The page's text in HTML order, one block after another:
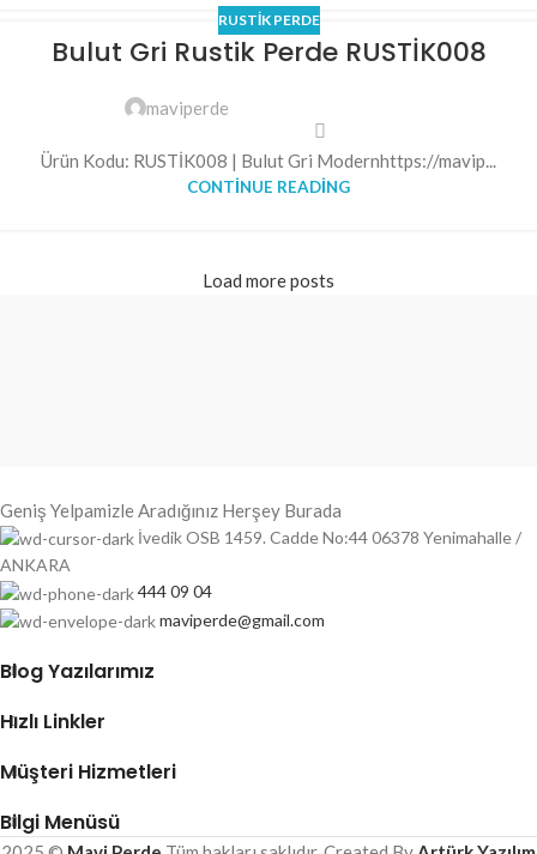
RUSTIK PERDE
Bulut Gri Rustik Perde RUSTİK008
maviperde
Ürün Kodu: RUSTİK008 | Bulut Gri Modernhttps://mavip...
CONTINUE READING
Load more posts
Geniş Yelpamizle Aradığınız Herşey Burada
İvedik OSB 1459. Cadde No:44 06378 Yenimahalle /
ANKARA
444 09 04
maviperde@gmail.com
Blog Yazılarımız
Hızlı Linkler
Müşteri Hizmetleri
Bilgi Menüsü